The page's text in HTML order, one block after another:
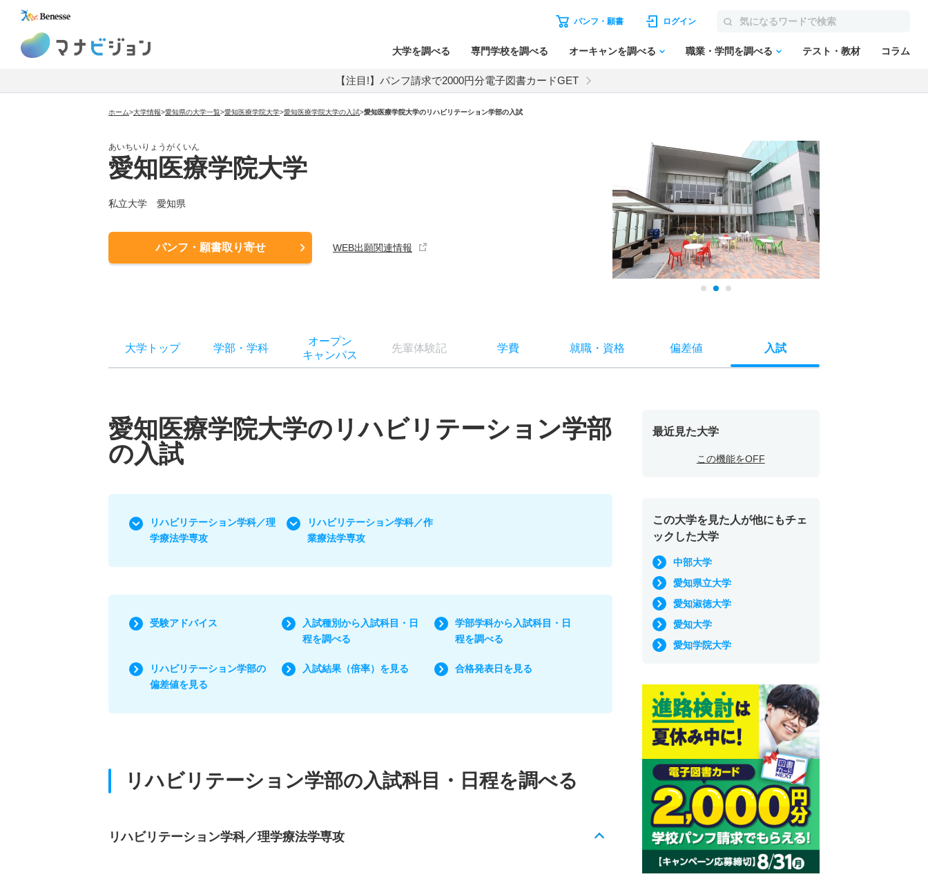
パンフ・願書 ログイン
大学を調べる 専門学校を調べる オーキャンを調べる 職業・学問を調べる テスト・教材 コラム
【注目!】パンフ請求で2000円分電子図書カードGET
ホーム>大学情報>愛知県の大学一覧>愛知医療学院大学>愛知医療学院大学の入試>愛知医療学院大学のリハビリテーション学部の入試
あいちいりょうがくいん
愛知医療学院大学
私立大学 愛知県
パンフ・願書取り寄せ WEB出願関連情報
大学トップ 学部 ・ 学科
オープン
キャンパス
先輩体験記 学費 就職・ 資格 偏差値 入試
愛知医療学院大学のリハビリテーション学部
の入試
リハビリテーション学科／理
学療法学専攻
リハビリテーション学科／作
業療法学専攻
受験アドバイス
入試種別から入試科目・日
程を調べる
学部学科から入試科目・日
程を調べる
リハビリテーション学部の
偏差値を見る
入試結果（倍率）を見る 合格発表日を見る
リハビリテーション学部の入試科目・日程を調べる
リハビリテーション学科／理学療法学専攻
最近見た大学
この機能をOFF
この大学を見た人が他にもチェ
ックした大学
中部大学
愛知県立大学
愛知淑徳大学
愛知大学
愛知学院大学